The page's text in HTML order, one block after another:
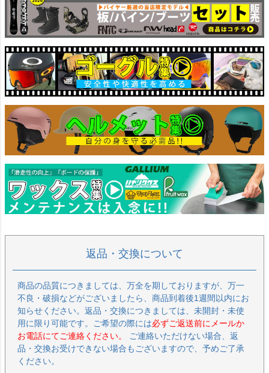
返品・交換について
商品の品質につきましては、万全を期しておりますが、万一
不良・破損などがございましたら、商品到着後1週間以内にお
知らせください。返品・交換につきましては、未開封・未使
用に限り可能です。ご希望の際には必ずご返送前にメールか
お電話にてご連絡ください。
ご連絡いただけない場合、返
品・交換お受けできない場合もございますので、予めご了承
ください。